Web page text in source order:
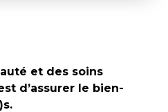
et des soins
d’assurer le bien-